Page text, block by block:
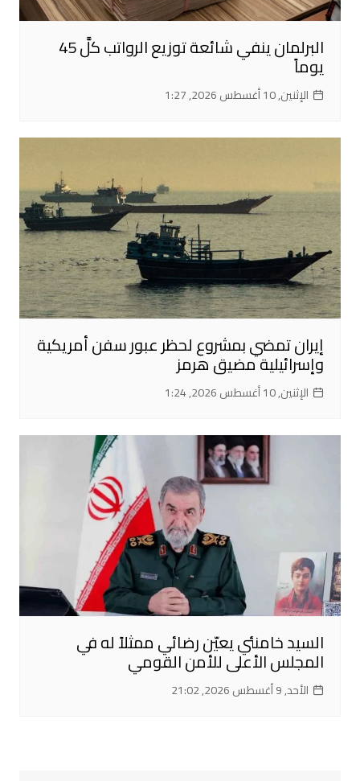
البرلمان ينفي شائعة توزيع الرواتب كلَّ 45
يوماً
الإثنين, 10 أغسطس 2026, 1:27
إيران تمضي بمشروع لحظر عبور سفن أمريكية
وإسرائيلية مضيق هرمز
الإثنين, 10 أغسطس 2026, 1:24
السيد خامنئي يعيّن رضائي ممثلاً له في
المجلس الأعلى للأمن القومي
الأحد, 9 أغسطس 2026, 21:02